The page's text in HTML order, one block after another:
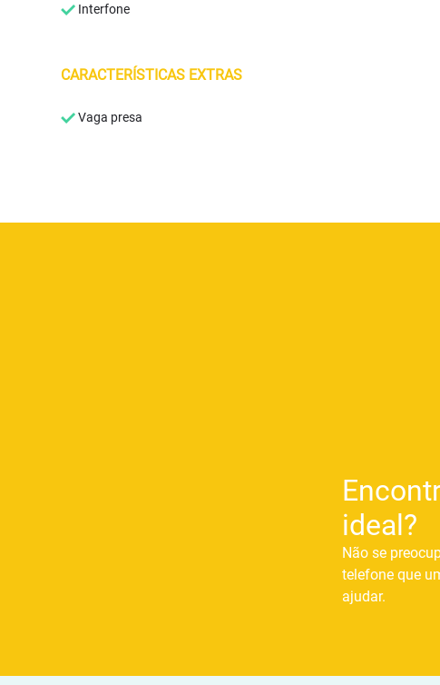
Interfone
CARACTERÍSTICAS EXTRAS
Vaga presa
ideal?
Não se
telefone que
ajudar.